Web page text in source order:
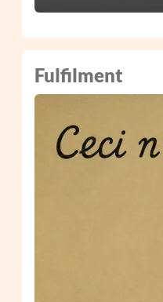
Fulfilment